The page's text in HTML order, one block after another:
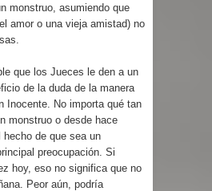
monstruo, asumiendo que
amor o una vieja amistad) no
que los Jueces le den a un
de la duda de la manera
Inocente. No importa qué tan
monstruo o desde hace
de que sea un
preocupación. Si
hoy, eso no significa que no
Peor aún, podría